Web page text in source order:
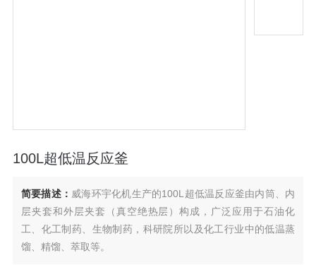
100L超低温反应釜
简要描述： 威海环宇化机生产的100L超低温反应釜由内筒、内
层夹套和外层夹套（真空绝热层）构成，广泛应用于石油化
工、化工制药、生物制药，科研院所以及化工行业中的低温蒸
馏、精馏、萃取等。